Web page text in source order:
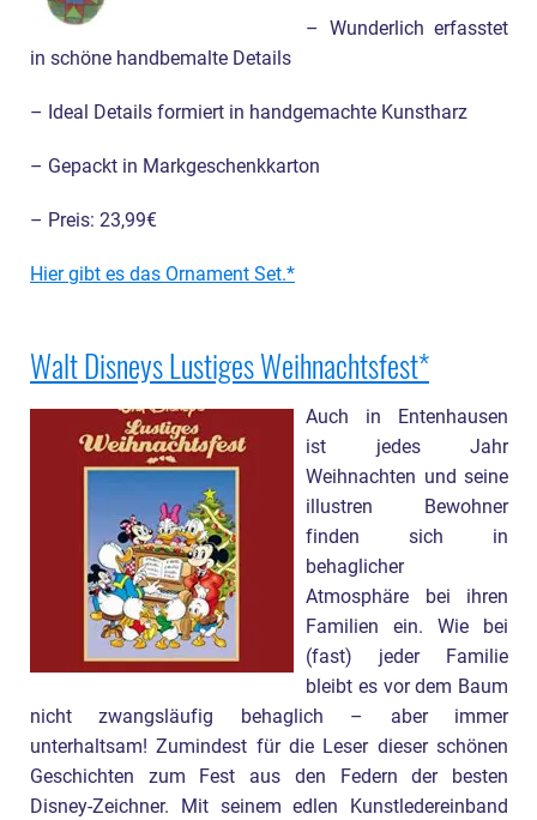
– Wunderlich erfasstet
in schöne handbemalte Details
– Ideal Details formiert in handgemachte Kunstharz
– Gepackt in Markgeschenkkarton
– Preis: 23,99€
Hier gibt es das Ornament Set.
Walt Disneys Lustiges Weihnachtsfest
Auch in Entenhausen
ist jedes Jahr
Weihnachten und seine
illustren Bewohner
finden sich in
behaglicher
Atmosphäre bei ihren
Familien ein. Wie bei
(fast) jeder Familie
bleibt es vor dem Baum
nicht zwangsläufig behaglich – aber immer
unterhaltsam! Zumindest für die Leser dieser schönen
Geschichten zum Fest aus den Federn der besten
Disney-Zeichner. Mit seinem edlen Kunstledereinband